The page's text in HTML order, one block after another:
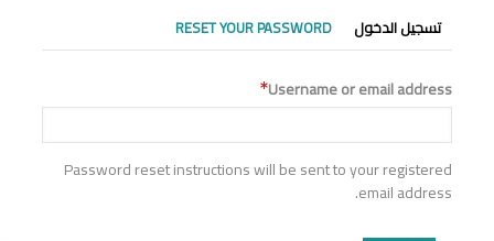
التبويبات
الأساسية
تسجيل الدخول RESET YOUR PASSWORD
Username or email address
Password reset instructions will be sent to your registered
email address.